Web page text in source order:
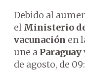
Debido al
el Ministerio
vacunación en
une a Paraguay
de agosto, de